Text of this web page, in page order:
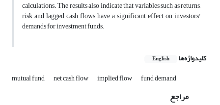
calculations. The results also indicate that variables such as returns,
risk and lagged cash flows have a significant effect on investors'
demands for investment funds.
کلیدواژه‌ها English
mutual fund net cash flow implied flow fund demand
مراجع